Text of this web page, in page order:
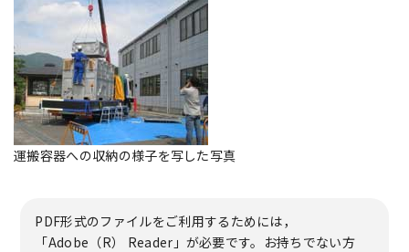
運搬容器への収納の様子を写した写真
PDF形式のファイルをご利用するためには，
「Adobe（R） Reader」が必要です。お持ちでない方